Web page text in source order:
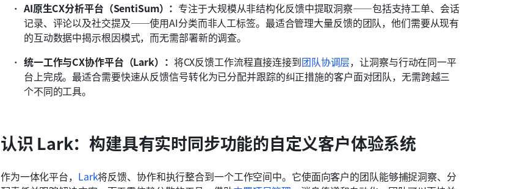
AI原生CX分析平台（SentiSum）： 专注于大规模从非结构化反馈中提取洞察——包括支持工单、会话
记录、评论以及社交提及——使用AI分类而非人工标签。最适合管理大量反馈的团队，他们需要从现有
的互动数据中揭示根因模式，而无需部署新的调查。
统一工作与CX协作平台（Lark）： 将CX反馈工作流程直接连接到团队协调层，让洞察与行动在同一平
台上完成。最适合需要快速从反馈信号转化为已分配并跟踪的纠正措施的客户面对团队，无需跨越三
个不同的工具。
认识 Lark：构建具有实时同步功能的自定义客户体验系统
作为一体化平台， Lark将反馈、协作和执行整合到一个工作空间中。它使面向客户的团队能够捕捉洞察、分